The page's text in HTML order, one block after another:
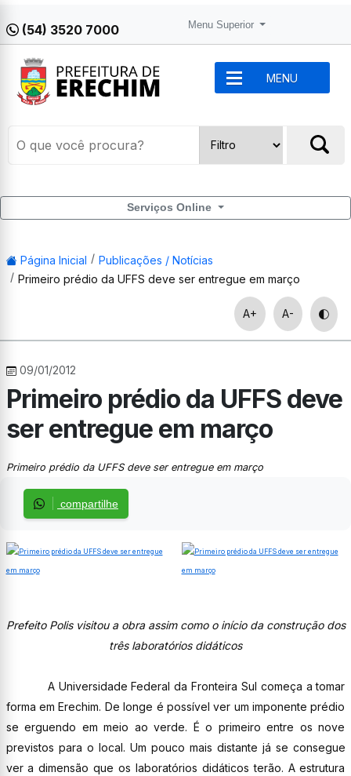
(54) 3520 7000 Menu Superior
MENU
Serviços Online
Página Inicial
Publicações / Notícias
Primeiro prédio da UFFS deve ser entregue em março
A+ A-
09/01/2012
Primeiro prédio da UFFS deve
ser entregue em março
Primeiro prédio da UFFS deve ser entregue em março
compartilhe
Prefeito Polis visitou a obra assim como o início da construção dos
três laboratórios didáticos
A Universidade Federal da Fronteira Sul começa a tomar
forma em Erechim. De longe é possível ver um imponente prédio
se erguendo em meio ao verde. É o primeiro entre os nove
previstos para o local. Um pouco mais distante já se consegue
ver a dimensão que os laboratórios didáticos terão. A estrutura